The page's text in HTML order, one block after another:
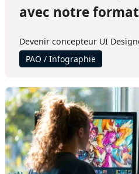
avec notre
Devenir concepteur UI
PAO / Infographie